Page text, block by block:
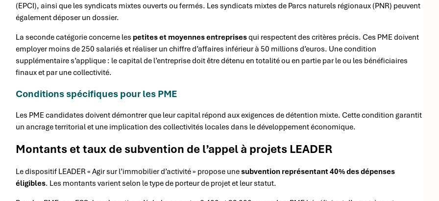
(EPCI), ainsi que les syndicats mixtes ouverts ou fermés. Les syndicats mixtes de Parcs naturels régionaux (PNR) peuvent
également déposer un dossier.
La seconde catégorie concerne les petites et moyennes entreprisesqui respectent des critères précis. Ces PME doivent
employer moins de 250 salariés et réaliser un chiffre d’affaires inférieur à 50 millions d’euros. Une condition
supplémentaire s’applique : le capital de l’entreprise doit être détenu en totalité ou en partie par le ou les bénéficiaires
finaux et par une collectivité.
Conditions spécifiques pour les PME
Les PME candidates doivent démontrer que leur capital répond aux exigences de détention mixte. Cette condition garantit
un ancrage territorial et une implication des collectivités locales dans le développement économique.
Montants et taux de subvention de l’appel à projets LEADER
Le dispositif LEADER « Agir sur l’immobilier d’activité » propose unesubvention représentant 40% des dépenses
éligibles. Les montants varient selon le type de porteur de projet et leur statut.